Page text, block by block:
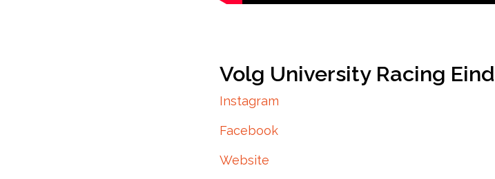
Volg University Racing
Instagram
Facebook
Website